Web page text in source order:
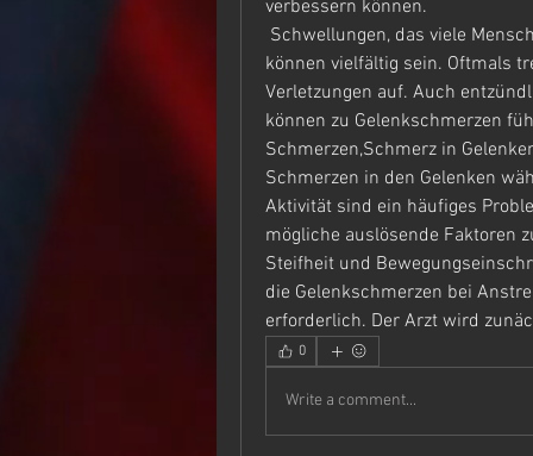
verbessern können.
können vielfältig sein. Oftmals
Verletzungen auf. Auch
können zu Gelenkschmerzen
Schmerzen,Schmerz in
Schmerzen in den Gelenken
Aktivität sind ein häufiges
mögliche auslösende Faktoren
Steifheit und
die Gelenkschmerzen bei
erforderlich. Der Arzt wird
0
Write a comment...